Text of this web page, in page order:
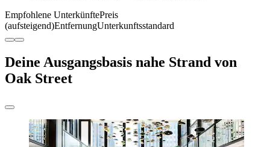
Empfohlene UnterkünftePreis
(aufsteigend)EntfernungUnterkunftsstandard
Deine Ausgangsbasis nahe Strand von
Oak Street